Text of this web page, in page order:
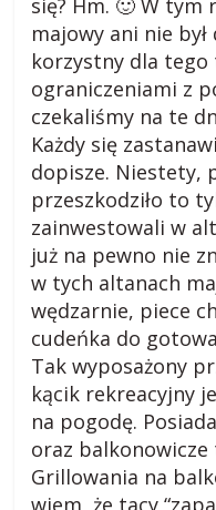
s
k
o
m
e
s
się? Hm. 🙂 W tym
majowy ani nie był
korzystny dla tego
ograniczeniami z
czekaliśmy na te
Każdy się
dopisze. Niestety,
przeszkodziło to
zainwestowali w
już na pewno nie
w tych altanach
wędzarnie, piece
cudeńka do
Tak wyposażony
kącik rekreacyjny
na pogodę.
oraz
Grillowania na
wiem, że tacy